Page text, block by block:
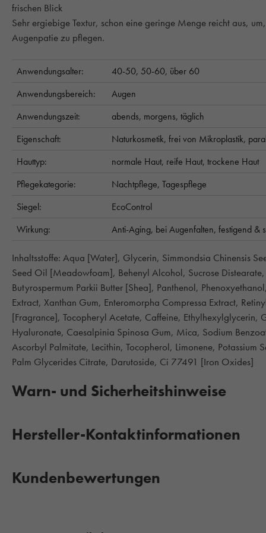
frischen Blick
Sehr ergiebige Textur, schon eine geringe Menge reicht aus,
Augenpatie zu pflegen.
Anwendungsalter: 40-50, 50-60, über 60
Anwendungsbereich:
Augen
Anwendungszeit:
abends, morgens, täglich
Eigenschaft:
Naturkosmetik, frei von Mikroplastik,
Hauttyp:
normale Haut, reife Haut, trockene Haut
Pflegekategorie:
Nachtpflege, Tagespflege
Siegel:
EcoControl
Wirkung:
Anti-Aging, bei Augenfalten, festigend &
Inhaltsstoffe: Aqua [Water], Glycerin, Simmondsia Chinensis
Seed Oil [Meadowfoam], Behenyl Alcohol, Sucrose
Butyrospermum Parkii Butter [Shea], Panthenol,
Extract, Xanthan Gum, Enteromorpha Compressa Extract,
[Fragrance], Tocopheryl Acetate, Caffeine,
Hyaluronate, Caesalpinia Spinosa Gum, Mica, Sodium
Ascorbyl Palmitate, Lecithin, Tocopherol, Limonene,
Palm Glycerides Citrate, Darutoside, Ci 77491 [Iron Oxides]
Warn- und Sicherheitshinweise
Hersteller-Kontaktinformationen
Kundenbewertungen